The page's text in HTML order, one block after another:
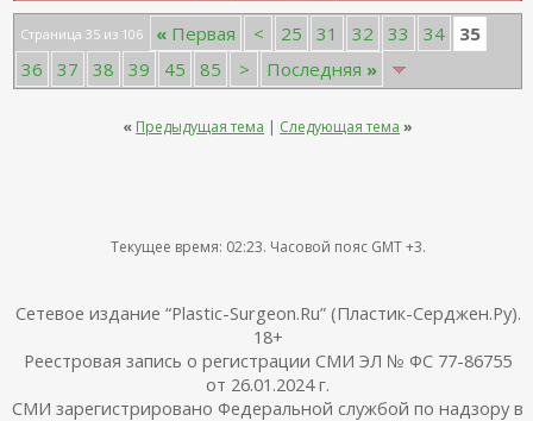
Страница 35 из 106 « Первая < 25 31 32 33 34
35
36
37 38 39 45 85 > Последняя »
« Предыдущая тема | Следующая тема »
Текущее время: 02:23. Часовой пояс GMT +3.
Сетевое издание “Plastic-Surgeon.Ru” (Пластик-Серджен.Ру).
18+
Реестровая запись о регистрации СМИ ЭЛ № ФС 77-86755
от 26.01.2024 г.
СМИ зарегистрировано Федеральной службой по надзору в